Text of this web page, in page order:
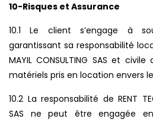
10-Risques et Assurance
10.1 Le client s’engage à
garantissant sa responsabilité
MAYIL CONSULTING SAS et
matériels pris en location envers
10.2 La responsabilité de RENT
SAS ne peut être engagée